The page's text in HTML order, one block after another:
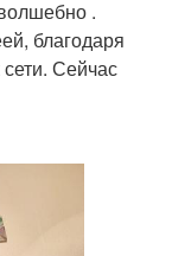
.
благодаря
Сейчас